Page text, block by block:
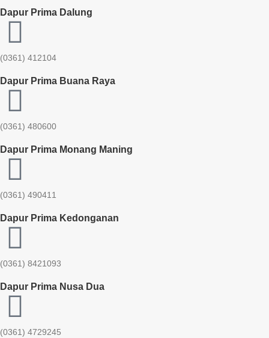
Dapur Prima Dalung
(0361) 412104
Dapur Prima Buana Raya
(0361) 480600
Dapur Prima Monang Maning
(0361) 490411​
Dapur Prima Kedonganan
(0361) 8421093
Dapur Prima Nusa Dua
(0361) 4729245